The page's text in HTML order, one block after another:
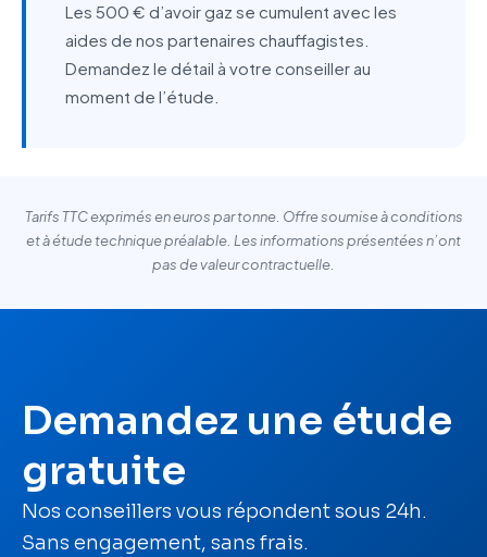
Les 500 € d’avoir gaz se cumulent avec les
aides de nos partenaires chauffagistes.
Demandez le détail à votre conseiller au
moment de l’étude.
Tarifs TTC exprimés en euros par tonne. Offre soumise à conditions
et à étude technique préalable. Les informations présentées n’ont
pas de valeur contractuelle.
Demandez une étude
gratuite
Nos conseillers vous répondent sous 24h.
Sans engagement, sans frais.